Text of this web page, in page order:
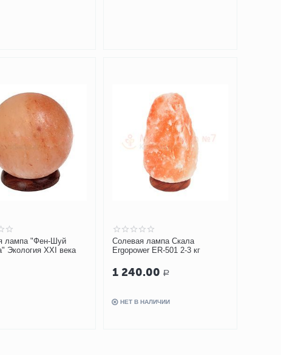
лампа "Фен-Шуй
Экология XXI века
Солевая лампа Скала
Ergopower ER-501 2-3 кг
1 240.00 Р
НЕТ В НАЛИЧИИ